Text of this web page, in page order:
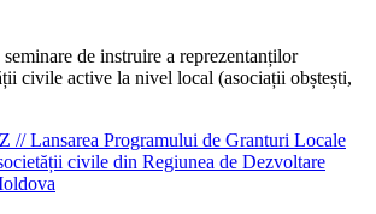
de instruire a reprezentanților
civile active la nivel local (asociații obștești,